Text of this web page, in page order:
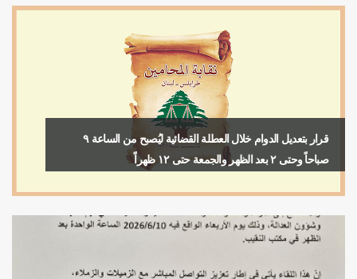
قرار بتعديل الدوام خلال العطلة القضائية ليُصبح من الساعة ٩
صباحاً وحتى ٢ بعد الظهر والجمعة حتى ١٢ ظهراً